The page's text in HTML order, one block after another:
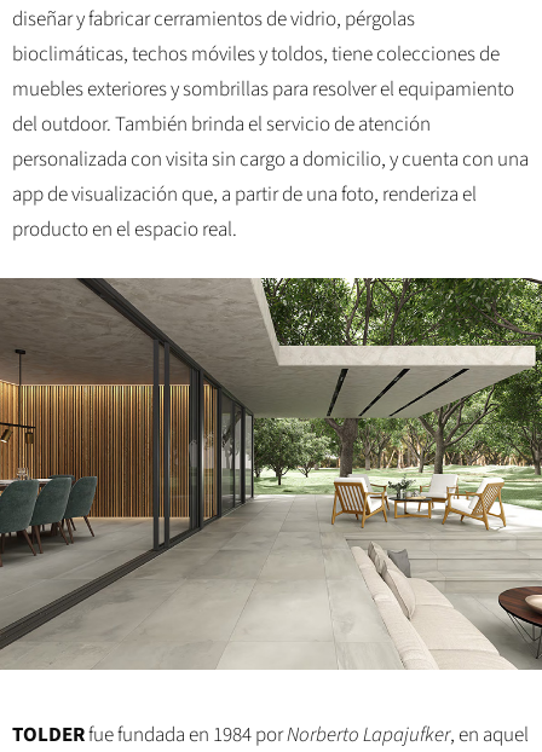
diseñar y fabricar cerramientos de vidrio, pérgolas
bioclimáticas, techos móviles y toldos, tiene colecciones de
muebles exteriores y sombrillas para resolver el equipamiento
del outdoor. También brinda el servicio de atención
personalizada con visita sin cargo a domicilio, y cuenta con una
app de visualización que, a partir de una foto, renderiza el
producto en el espacio real.
TOLDERfue fundada en 1984 porNorberto Lapajufker, en aquel